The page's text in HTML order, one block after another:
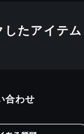
したアイテム
合わせ